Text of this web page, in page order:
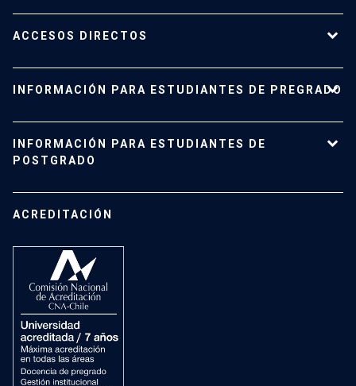
ACCESOS DIRECTOS
Carreras y programas
Investigación
Vinculación con el medio
Contacto
INFORMACIÓN PARA ESTUDIANTES DE PREGRADO
Mujeres en el Instituto
Laboratorios docentes
INFORMACIÓN PARA ESTUDIANTES DE
POSTGRADO
Cursos
Recursos
Vida Universitaria
Preguntas Frecuentes
ACREDITACIÓN